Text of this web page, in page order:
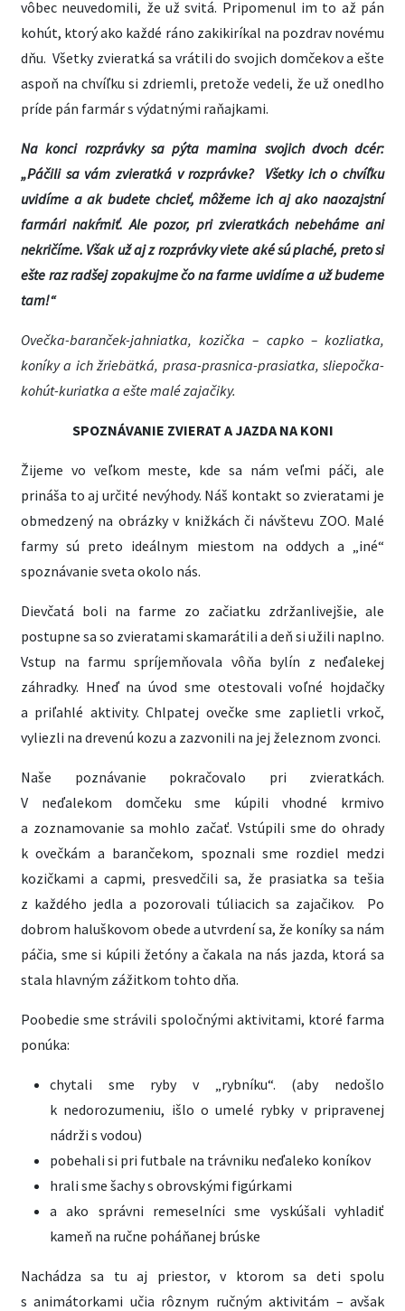
vôbec neuvedomili, že už svitá. Pripomenul im to až pán
kohút, ktorý ako každé ráno zakikiríkal na pozdrav novému
dňu. Všetky zvieratká sa vrátili do svojich domčekov a ešte
aspoň na chvíľku si zdriemli, pretože vedeli, že už onedlho
príde pán farmár s výdatnými raňajkami.
Na konci rozprávky sa pýta mamina svojich dvoch dcér:
„Páčili sa vám zvieratká v rozprávke? Všetky ich o chvíľku
uvidíme a ak budete chcieť, môžeme ich aj ako naozajstní
farmári nakŕmiť. Ale pozor, pri zvieratkách nebeháme ani
nekričíme. Však už aj z rozprávky viete aké sú plaché, preto si
ešte raz radšej zopakujme čo na farme uvidíme a už budeme
tam!“
Ovečka-baranček-jahniatka, kozička – capko – kozliatka,
koníky a ich žriebätká, prasa-prasnica-prasiatka, sliepočka-
kohút-kuriatka a ešte malé zajačiky.
SPOZNÁVANIE ZVIERAT A JAZDA NA KONI
Žijeme vo veľkom meste, kde sa nám veľmi páči, ale
prináša to aj určité nevýhody. Náš kontakt so zvieratami je
obmedzený na obrázky v knižkách či návštevu ZOO. Malé
farmy sú preto ideálnym miestom na oddych a „iné“
spoznávanie sveta okolo nás.
Dievčatá boli na farme zo začiatku zdržanlivejšie, ale
postupne sa so zvieratami skamarátili a deň si užili naplno.
Vstup na farmu spríjemňovala vôňa bylín z neďalekej
záhradky. Hneď na úvod sme otestovali voľné hojdačky
a priľahlé aktivity. Chlpatej ovečke sme zaplietli vrkoč,
vyliezli na drevenú kozu a zazvonili na jej železnom zvonci.
Naše poznávanie pokračovalo pri zvieratkách.
V neďalekom domčeku sme kúpili vhodné krmivo
a zoznamovanie sa mohlo začať. Vstúpili sme do ohrady
k ovečkám a barančekom, spoznali sme rozdiel medzi
kozičkami a capmi, presvedčili sa, že prasiatka sa tešia
z každého jedla a pozorovali túliacich sa zajačikov. Po
dobrom haluškovom obede a utvrdení sa, že koníky sa nám
páčia, sme si kúpili žetóny a čakala na nás jazda, ktorá sa
stala hlavným zážitkom tohto dňa.
Poobedie sme strávili spoločnými aktivitami, ktoré farma
ponúka:
chytali sme ryby v „rybníku“. (aby nedošlo
k nedorozumeniu, išlo o umelé rybky v pripravenej
nádrži s vodou)
pobehali si pri futbale na trávniku neďaleko koníkov
hrali sme šachy s obrovskými figúrkami
a ako správni remeselníci sme vyskúšali vyhladiť
kameň na ručne poháňanej brúske
Nachádza sa tu aj priestor, v ktorom sa deti spolu
s animátorkami učia rôznym ručným aktivitám – avšak